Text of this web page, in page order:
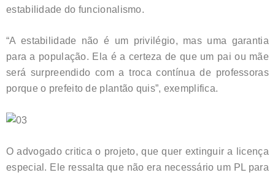
estabilidade do funcionalismo.
“A estabilidade não é um privilégio, mas uma garantia
para a população. Ela é a certeza de que um pai ou mãe
será surpreendido com a troca contínua de professoras
porque o prefeito de plantão quis”, exemplifica.
O advogado critica o projeto, que quer extinguir a licença
especial. Ele ressalta que não era necessário um PL para